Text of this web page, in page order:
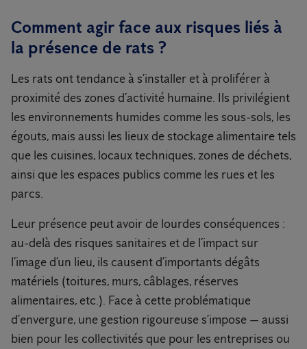
Comment agir face aux risques liés à
la présence de rats ?
Les rats ont tendance à s’installer et à proliférer à
proximité des zones d’activité humaine. Ils privilégient
les environnements humides comme les sous-sols, les
égouts, mais aussi les lieux de stockage alimentaire tels
que les cuisines, locaux techniques, zones de déchets,
ainsi que les espaces publics comme les rues et les
parcs.
Leur présence peut avoir de lourdes conséquences :
au-delà des risques sanitaires et de l’impact sur
l’image d’un lieu, ils causent d’importants dégâts
matériels (toitures, murs, câblages, réserves
alimentaires, etc.). Face à cette problématique
d’envergure, une gestion rigoureuse s’impose — aussi
bien pour les collectivités que pour les entreprises ou